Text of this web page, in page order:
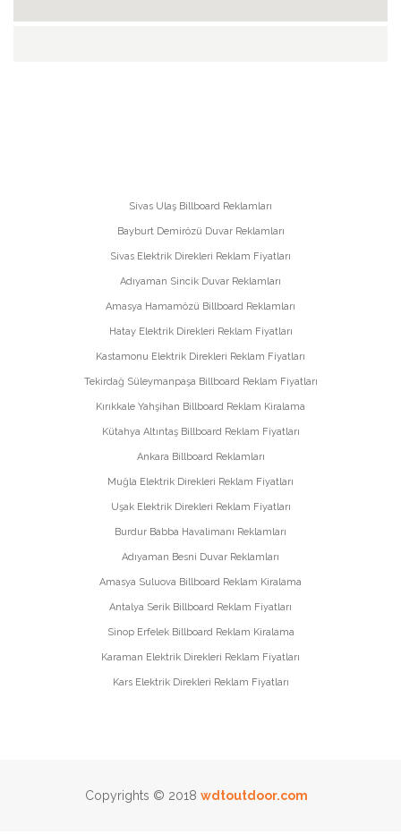
Sivas Ulaş Billboard Reklamları
Bayburt Demirözü Duvar Reklamları
Sivas Elektrik Direkleri Reklam Fiyatları
Adıyaman Sincik Duvar Reklamları
Amasya Hamamözü Billboard Reklamları
Hatay Elektrik Direkleri Reklam Fiyatları
Kastamonu Elektrik Direkleri Reklam Fiyatları
Tekirdağ Süleymanpaşa Billboard Reklam Fiyatları
Kırıkkale Yahşihan Billboard Reklam Kiralama
Kütahya Altıntaş Billboard Reklam Fiyatları
Ankara Billboard Reklamları
Muğla Elektrik Direkleri Reklam Fiyatları
Uşak Elektrik Direkleri Reklam Fiyatları
Burdur Babba Havalimanı Reklamları
Adıyaman Besni Duvar Reklamları
Amasya Suluova Billboard Reklam Kiralama
Antalya Serik Billboard Reklam Fiyatları
Sinop Erfelek Billboard Reklam Kiralama
Karaman Elektrik Direkleri Reklam Fiyatları
Kars Elektrik Direkleri Reklam Fiyatları
Copyrights © 2018 wdtoutdoor.com